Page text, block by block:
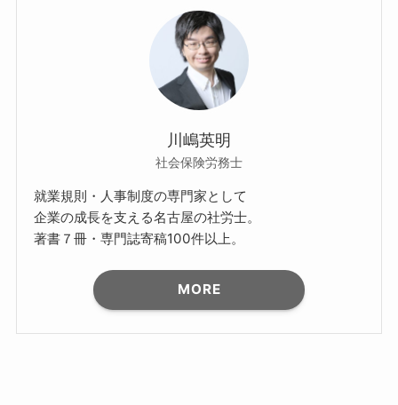
川嶋英明
社会保険労務士
就業規則・人事制度の専門家として
企業の成長を支える名古屋の社労士。
著書７冊・専門誌寄稿100件以上。
MORE